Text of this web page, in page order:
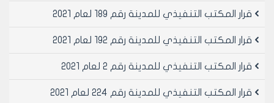
قرار المكتب التنفيذي للمدينة رقم 189 لعام 2021
قرار المكتب التنفيذي للمدينة رقم 192 لعام 2021
قرار المكتب التنفيذي للمدينة رقم 2 لعام 2021
قرار المكتب التنفيذي للمدينة رقم 224 لعام 2021